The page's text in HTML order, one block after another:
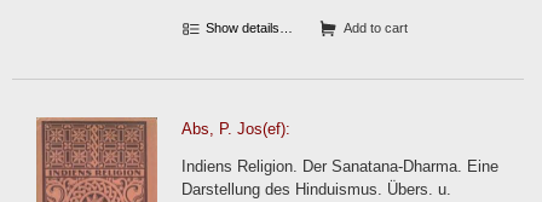
Show details… Add to cart
Abs, P. Jos(ef):
Indiens Religion. Der Sanatana-Dharma. Eine
Darstellung des Hinduismus. Übers. u.